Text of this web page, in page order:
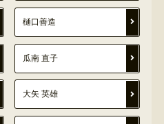
樋口善造
瓜南 直子
大矢 英雄